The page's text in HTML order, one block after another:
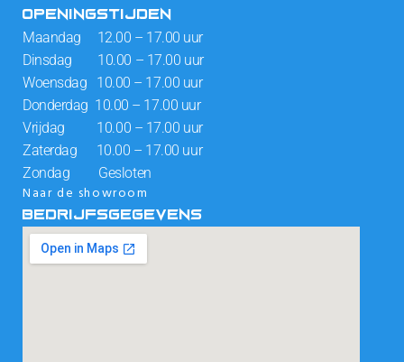
OPENINGSTIJDEN
Maandag 12.00 – 17.00 uur
Dinsdag 10.00 – 17.00 uur
Woensdag 10.00 – 17.00 uur
Donderdag 10.00 – 17.00 uur
Vrijdag 10.00 – 17.00 uur
Zaterdag 10.00 – 17.00 uur
Zondag Gesloten
Naar de showroom
BEDRIJFSGEGEVENS